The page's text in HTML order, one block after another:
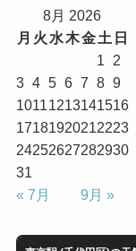
8月 2026
月 火 水木金土 日
1
2
3 4 5 6 7 8 9
10111213141516
17181920212223
24252627282930
31
« 7月
9月 »